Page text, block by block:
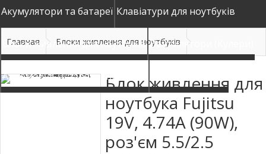
Акумулятори та батареї Клавіатури для ноутбуків
Блоки живлення для ноутбуків Вентилятори (Кулери)
Автомобільні зарядні пристрої
Главная Блоки живлення для ноутбуків
Блок живлення для
ноутбука Fujitsu
19V, 4.74A (90W),
роз'єм 5.5/2.5